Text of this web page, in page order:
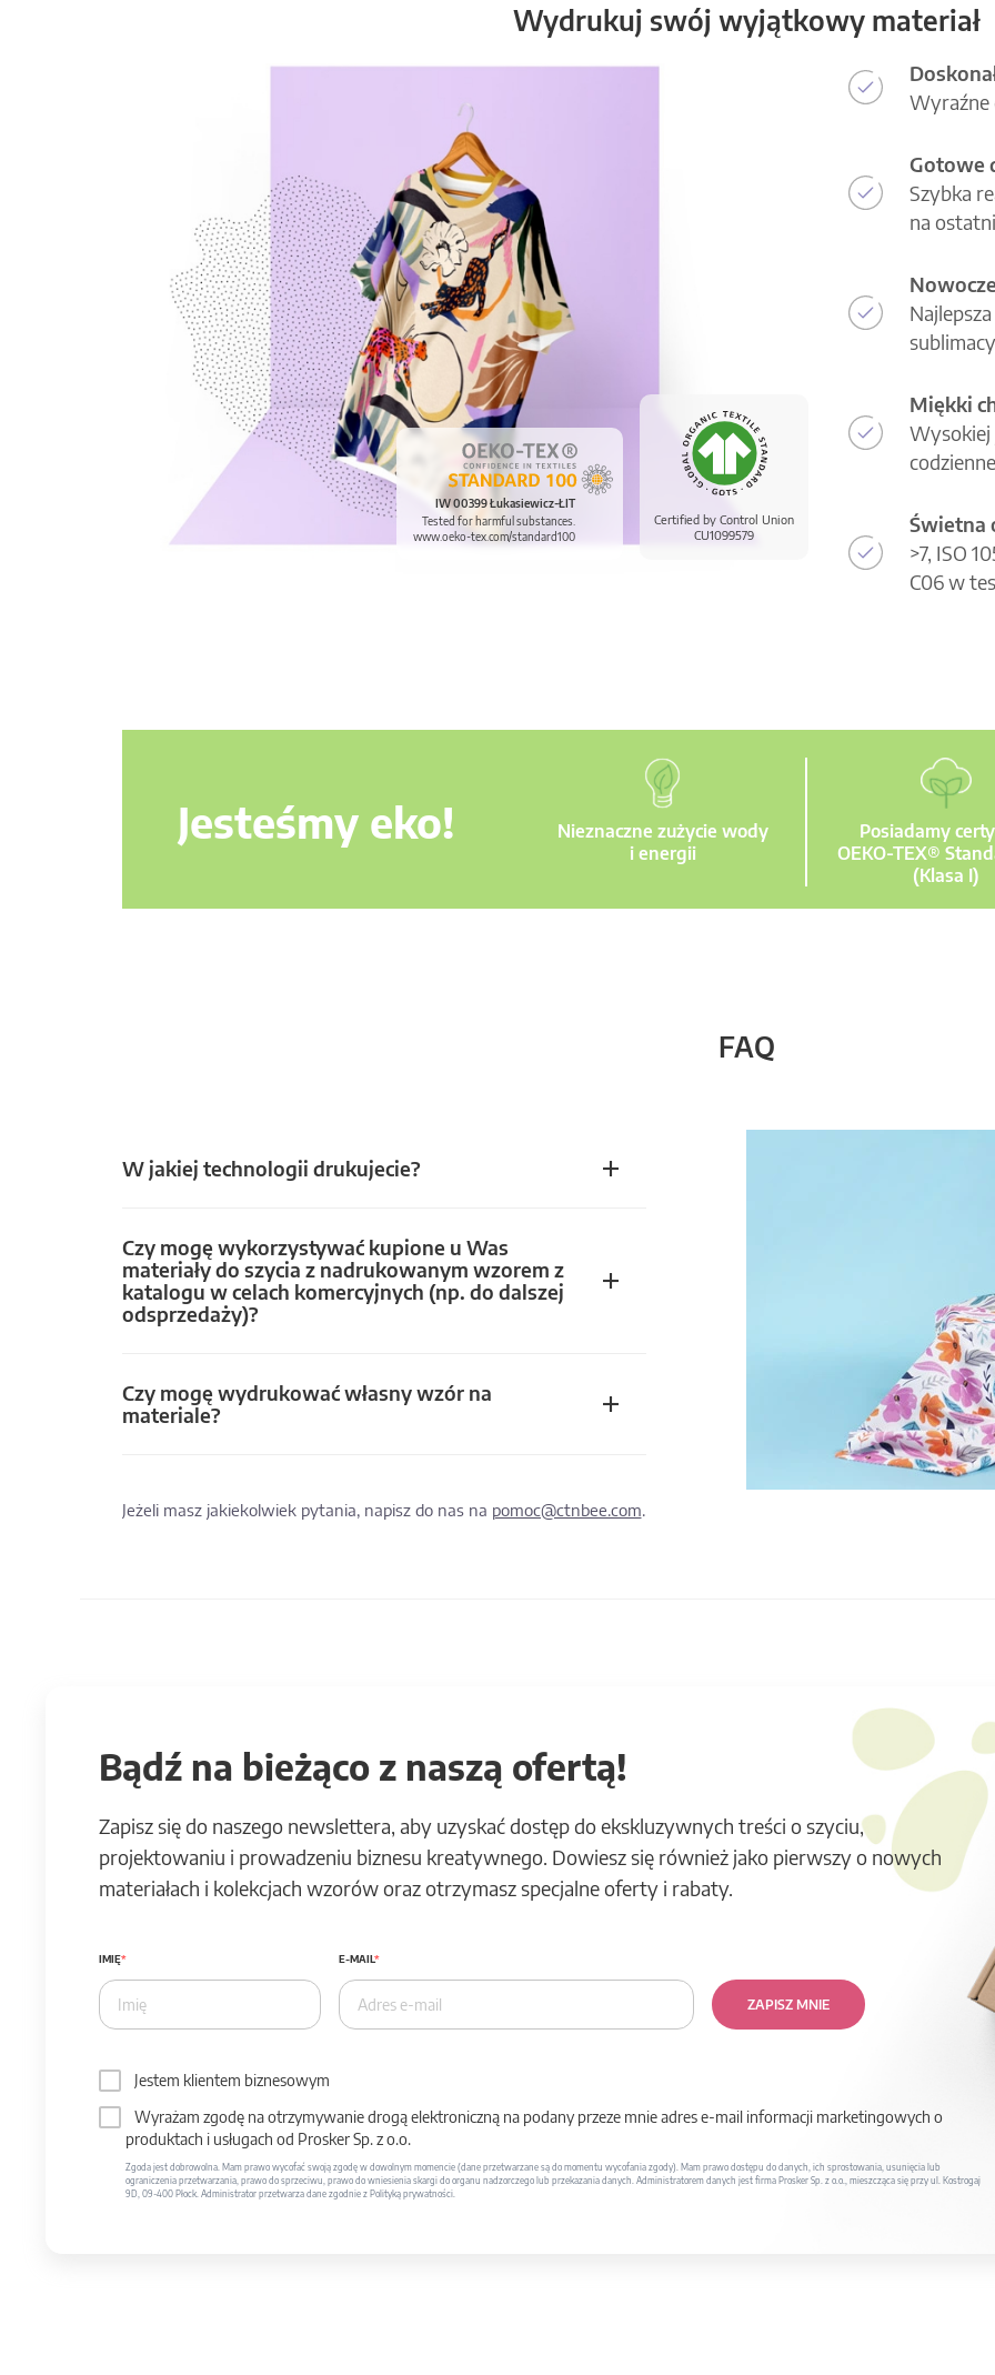
Wydrukuj swój wyjątkowy materiał
Certified by Control Union
CU1099579
IW 00399 Łukasiewicz-ŁIT
Tested for harmful substances.
www.oeko-tex.com/standard100
Wyraźne
Gotowe
Szybka
na
Miękki
Wysokiej
Świetna
>7, ISO
C06 w
Jesteśmy eko!
Nieznaczne zużycie wody
i energii
Posiadamy
OEKO-TEX®
(Klasa I)
FAQ
W jakiej technologii drukujecie?
Czy mogę wykorzystywać kupione u Was
materiały do szycia z nadrukowanym wzorem z
katalogu w celach komercyjnych (np. do dalszej
odsprzedaży)?
Czy mogę wydrukować własny wzór na
materiale?
Jeżeli masz jakiekolwiek pytania, napisz do nas na pomoc@ctnbee.com.
Bądź na bieżąco z naszą ofertą!
Zapisz się do naszego newslettera, aby uzyskać dostęp do ekskluzywnych treści o szyciu,
projektowaniu i prowadzeniu biznesu kreatywnego. Dowiesz się również jako pierwszy o nowych
materiałach i kolekcjach wzorów oraz otrzymasz specjalne oferty i rabaty.
IMIĘ E-MAIL
ZAPISZ MNIE
Jestem klientem biznesowym
Wyrażam zgodę na otrzymywanie drogą elektroniczną na podany przeze mnie adres e-mail informacji marketingowych o
produktach i usługach od Prosker Sp. z o.o.
Zgoda jest dobrowolna. Mam prawo wycofać swoją zgodę w dowolnym momencie (dane przetwarzane są do momentu wycofania zgody). Mam prawo dostępu do danych, ich sprostowania, usunięcia lub
ograniczenia przetwarzania, prawo do sprzeciwu, prawo do wniesienia skargi do organu nadzorczego lub przekazania danych. Administratorem danych jest firma Prosker Sp. z o.o., mieszcząca się przy ul. Kostrogaj
9D, 09-400 Płock. Administrator przetwarza dane zgodnie z Polityką prywatności.